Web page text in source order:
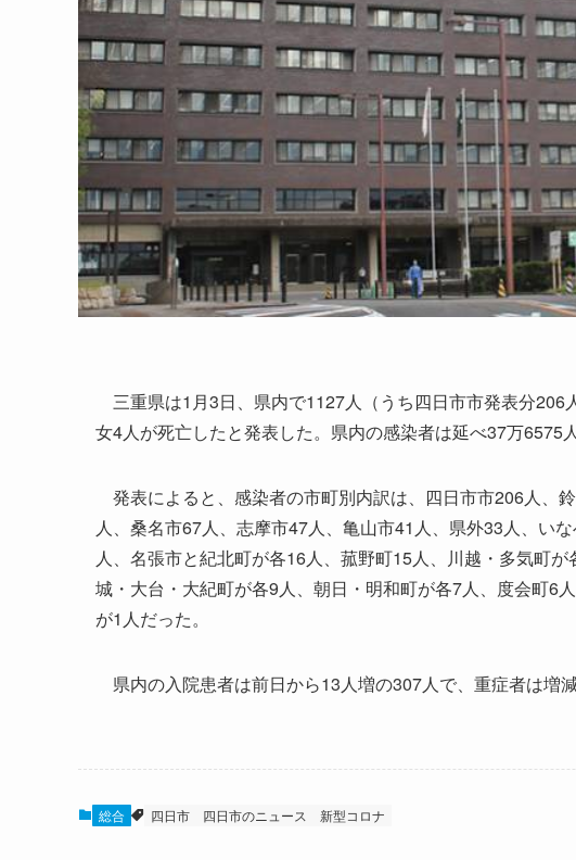
三重県は1月3日、県内で1127人（うち四日市市発表分206
女4人が死亡したと発表した。県内の感染者は延べ37万6575
発表によると、感染者の市町別内訳は、四日市市206人、
人、桑名市67人、志摩市47人、亀山市41人、県外33人、い
人、名張市と紀北町が各16人、菰野町15人、川越・多気町
城・大台・大紀町が各9人、朝日・明和町が各7人、度会町6
が1人だった。
県内の入院患者は前日から13人増の307人で、重症者は増
総合 四日市 四日市のニュース 新型コロナ